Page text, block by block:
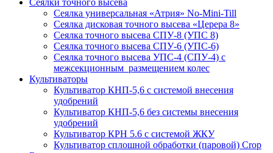
Сеялки точного высева
Сеялка универсальная «Атрия» No-Mini-Till
Сеялка дисковая точного высева «Церера 8»
Сеялка точного высева СПУ-8 (УПС 8)
Сеялка точного высева СПУ-6 (УПС-6)
Сеялка точного высева УПС-4 (СПУ-4) с
межсекционным размещением колес
Культиваторы
Культиватор КНП-5,6 с системой внесения
удобрений
Культиватор КНП-5,6 без системы внесения
удобрений
Культиватор КРН 5.6 с системой ЖКУ
Культиватор сплошной обработки (паровой) Crop